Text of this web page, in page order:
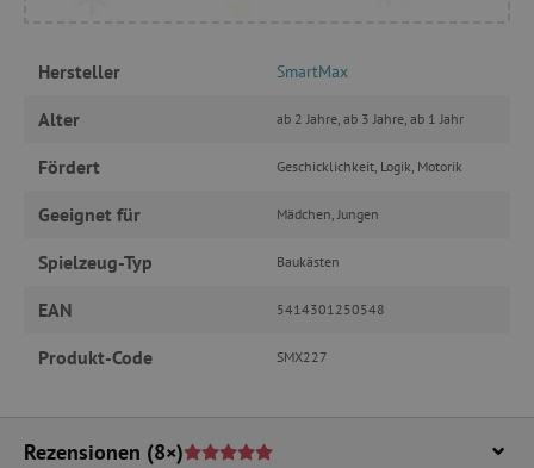
Hersteller SmartMax
Alter ab 2 Jahre, ab 3 Jahre, ab 1 Jahr
Fördert Geschicklichkeit, Logik, Motorik
Geeignet für Mädchen, Jungen
Spielzeug-Typ Baukästen
EAN 5414301250548
Produkt-Code SMX227
Rezensionen (8×)
PHP.net
__cf_bm
_pinterest_ct_ua